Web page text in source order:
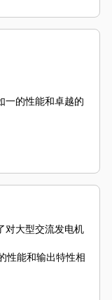
一的性能和卓越的
对大型交流发电机
性能和输出特性相